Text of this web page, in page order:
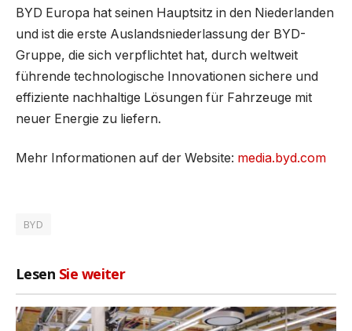
BYD Europa hat seinen Hauptsitz in den Niederlanden
und ist die erste Auslandsniederlassung der BYD-
Gruppe, die sich verpflichtet hat, durch weltweit
führende technologische Innovationen sichere und
effiziente nachhaltige Lösungen für Fahrzeuge mit
neuer Energie zu liefern.
Mehr Informationen auf der Website: media.byd.com
BYD
Lesen Sie weiter